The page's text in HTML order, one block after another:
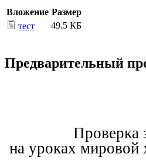
Вложение Размер
тест
49.5 КБ
Предварительный
Проверка
на уроках мировой